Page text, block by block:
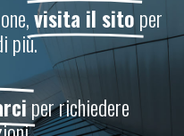
visita il sitoper
più.
per richiedere